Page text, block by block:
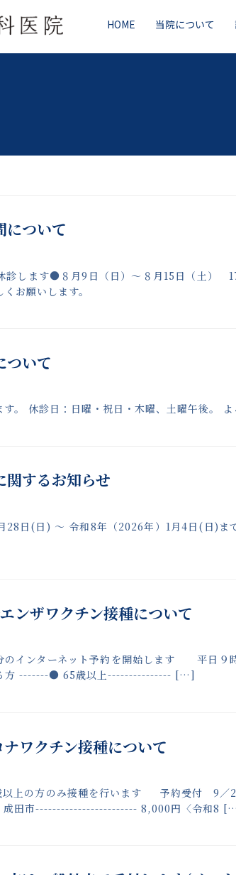
HOME 当院について
について
診します●８月9日（日）～８月15日（土）
お願いします。
ついて
。 休診日：日曜・祝日・木曜、土曜午後。 よ
関するお知らせ
28日(日) 〜 令和8年（2026年）1月4日(日)ま
ンザワクチン接種について
のインターネット予約を開始します 平日
る方 -------● 65歳以上--------------- […]
ワクチン接種について
以上の方のみ接種を行います 予約受付 9
成田市------------------------ 8,000円〈令和8